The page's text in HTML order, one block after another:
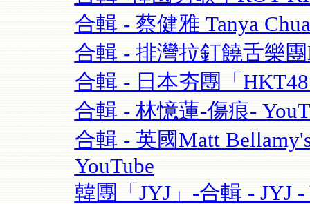
合輯 - 蔡健雅 Tanya
合輯 - 排灣拉釘饒舌樂
合輯 - 日本夯團「
合輯 - 林憶蓮-傷痕-
合輯 - 英國Matt
YouTube
韓團「JYJ」-合輯 - JYJ -